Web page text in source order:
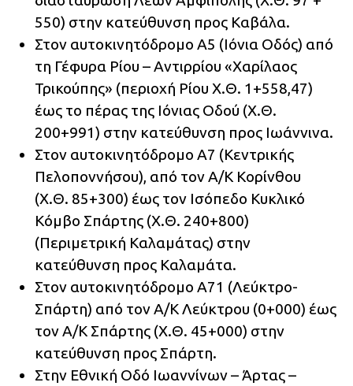
550) στην κατεύθυνση προς Καβάλα.
Στον αυτοκινητόδρομο Α5 (Ιόνια Οδός) από
τη Γέφυρα Ρίου – Αντιρρίου «Χαρίλαος
Τρικούπης» (περιοχή Ρίου Χ.Θ. 1+558,47)
έως το πέρας της Ιόνιας Οδού (Χ.Θ.
200+991) στην κατεύθυνση προς Ιωάννινα.
Στον αυτοκινητόδρομο Α7 (Κεντρικής
Πελοποννήσου), από τον Α/Κ Κορίνθου
(Χ.Θ. 85+300) έως τον Ισόπεδο Κυκλικό
Κόμβο Σπάρτης (Χ.Θ. 240+800)
(Περιμετρική Καλαμάτας) στην
κατεύθυνση προς Καλαμάτα.
Στον αυτοκινητόδρομο Α71 (Λεύκτρο-
Σπάρτη) από τον Α/Κ Λεύκτρου (0+000) έως
τον Α/Κ Σπάρτης (Χ.Θ. 45+000) στην
κατεύθυνση προς Σπάρτη.
Στην Εθνική Οδό Ιωαννίνων – Άρτας –